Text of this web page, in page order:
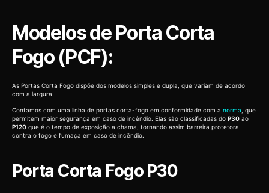
Modelos de Porta Corta
Fogo (PCF):
As Portas Corta Fogo dispõe dos modelos simples e dupla, que variam de acordo
com a largura.
Contamos com uma linha de portas corta-fogo em conformidade com a norma , que
permitem maior segurança em caso de incêndio. Elas são classificadas do P30 ao
P120 que é o tempo de exposição a chama, tornando assim barreira protetora
contra o fogo e fumaça em caso de incêndio.
Porta Corta Fogo P30